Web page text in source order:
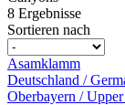
8 Ergebnisse
Sortieren nach
Asamklamm
Deutschland /
Oberbayern /